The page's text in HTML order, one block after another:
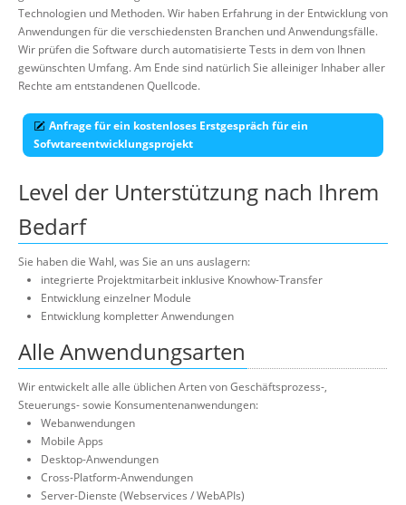
Über uns
Suche
Technologien und Methoden. Wir haben Erfahrung in der Entwicklung von
Anwendungen für die verschiedensten Branchen und Anwendungsfälle.
Wir prüfen die Software durch automatisierte Tests in dem von Ihnen
gewünschten Umfang. Am Ende sind natürlich Sie alleiniger Inhaber aller
Rechte am entstandenen Quellcode.
Anfrage für ein kostenloses Erstgespräch für ein
Sofwtareentwicklungsprojekt
Level der Unterstützung nach Ihrem
Bedarf
Sie haben die Wahl, was Sie an uns auslagern:
integrierte Projektmitarbeit inklusive Knowhow-Transfer
Entwicklung einzelner Module
Entwicklung kompletter Anwendungen
Alle Anwendungsarten
Wir entwickelt alle alle üblichen Arten von Geschäftsprozess-,
Steuerungs- sowie Konsumentenanwendungen:
Webanwendungen
Mobile Apps
Desktop-Anwendungen
Cross-Platform-Anwendungen
Server-Dienste (Webservices / WebAPIs)